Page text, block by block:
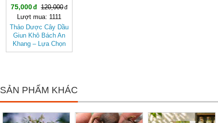
75,000
120,000
Lượt mua: 1111
Thảo Dược Cây Dầu
Giun Khô Bách An
Khang – Lựa Chọn
Cho Hệ Tiêu Hóa
SẢN PHẨM KHÁC